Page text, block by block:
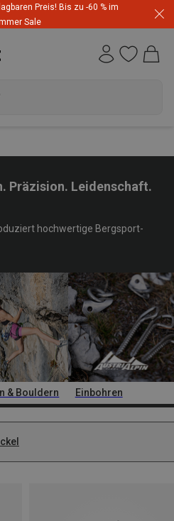
Preis! Bis zu -60 % im
Sale
Präzision. Leidenschaft.
hochwertige Bergsport-
& Bouldern Einbohren